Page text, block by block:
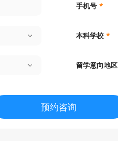
手机号 *
本科学校 *
留学意向地区
预约咨询